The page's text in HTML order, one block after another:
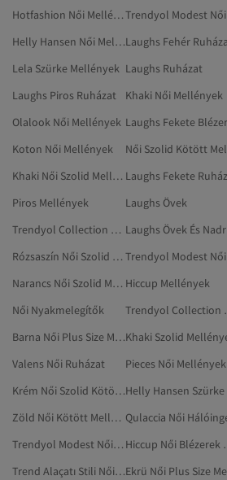
Hotfashion Női Mellények
Helly Hansen Női MellényekLaughs Fehér
Lela Szürke Mellények Laughs Ruházat
Laughs Piros Ruházat
Khaki Női Mellények
Olalook Női Mellények
Koton Női Mellények
Khaki Női Szolid Mellények Laughs Fekete
Piros Mellények
Laughs Övek
Trendyol Collection Női Melltartók
Rózsaszín Női Szolid Kötött Mellények
Narancs Női Szolid Mellények Hiccup Mellények
Női Nyakmelegítők
Barna Női Plus Size MellényekKhaki Szolid
Valens Női Ruházat
Pieces Női Mellények
Krém Női Szolid Kötött Mellények
Zöld Női Kötött Mellények Qulaccia Női
Trendyol Modest Női Kötött Mellények
Hiccup
Trend Alaçatı Stili Női Mellények